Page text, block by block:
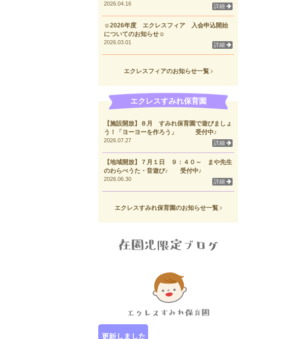
2026.04.16 詳細
☺2026年度 エクレスフィア 入会申込開始
についてのお知らせ☺
2026.03.01 詳細
エクレスフィアのお知らせ一覧
エクレスすみれ保育園
【施設開放】８月 すみれ保育園で遊びましょ
う！「ヨーヨーを作ろう」 受付中♪
2026.07.27 詳細
【地域開放】７月１日 ９：４０～ まや先生
のわらべうた・音遊び♪ 受付中♪
2026.06.30 詳細
エクレスすみれ保育園のお知らせ一覧